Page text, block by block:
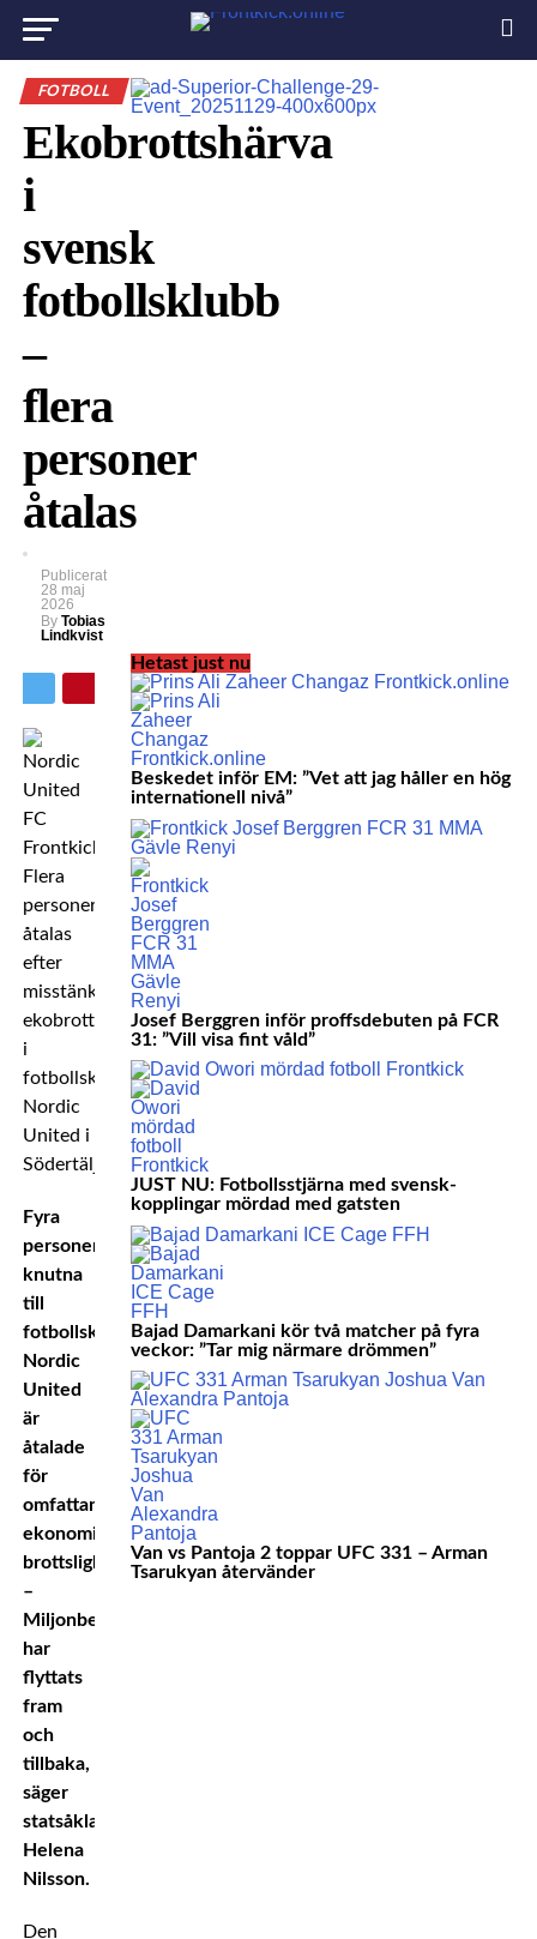
FOTBOLL
Ekobrottshärva
i
svensk
fotbollsklubb
–
flera
personer
åtalas
Publicerat
28 maj
2026
By Tobias
Lindkvist
Flera
personer
åtalas
efter
misstänkt
ekobrott
i
fotbollsklubben
Nordic
United i
Södertälje.
Fyra
personer
knutna
till
fotbollsklubben
Nordic
United
är
åtalade
för
omfattande
ekonomisk
brottslighet.
–
Miljonbelopp
har
flyttats
fram
och
tillbaka,
säger
statsåklagare
Helena
Nilsson.
Den
Hetast just nu
Beskedet inför EM: ”Vet att jag håller en hög
internationell nivå”
Josef Berggren inför proffsdebuten på FCR
31: ”Vill visa fint våld”
JUST NU: Fotbollsstjärna med svensk-
kopplingar mördad med gatsten
Bajad Damarkani kör två matcher på fyra
veckor: ”Tar mig närmare drömmen”
Van vs Pantoja 2 toppar UFC 331 – Arman
Tsarukyan återvänder